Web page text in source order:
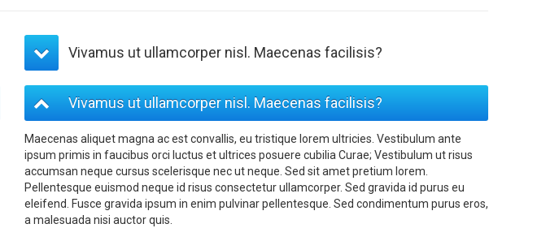
Vivamus ut ullamcorper nisl. Maecenas facilisis?
Vivamus ut ullamcorper nisl. Maecenas facilisis?
Maecenas aliquet magna ac est convallis, eu tristique lorem ultricies. Vestibulum ante
ipsum primis in faucibus orci luctus et ultrices posuere cubilia Curae; Vestibulum ut risus
accumsan neque cursus scelerisque nec ut neque. Sed sit amet pretium lorem.
Pellentesque euismod neque id risus consectetur ullamcorper. Sed gravida id purus eu
eleifend. Fusce gravida ipsum in enim pulvinar pellentesque. Sed condimentum purus eros,
a malesuada nisi auctor quis.